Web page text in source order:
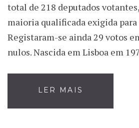
total de 218 deputados
maioria qualificada exigida para
Registaram-se ainda 29 votos
nulos. Nascida em Lisboa em
LER MAIS